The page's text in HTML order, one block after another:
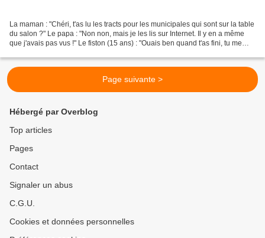
La maman : "Chéri, t'as lu les tracts pour les municipales qui sont sur la table
du salon ?" Le papa : "Non non, mais je les lis sur Internet. Il y en a même
que j'avais pas vus !" Le fiston (15 ans) : "Ouais ben quand t'as fini, tu me
Page suivante >
Hébergé par Overblog
Top articles
Pages
Contact
Signaler un abus
C.G.U.
Cookies et données personnelles